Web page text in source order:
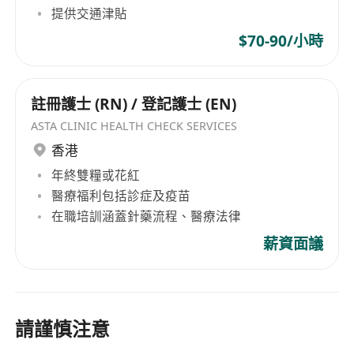
提供交通津貼
$70-90/小時
註冊護士 (RN) / 登記護士 (EN)
ASTA CLINIC HEALTH CHECK SERVICES
香港
年終雙糧或花紅
醫療福利包括診症及疫苗
在職培訓涵蓋針藥流程、醫療法律
薪資面議
請謹慎注意